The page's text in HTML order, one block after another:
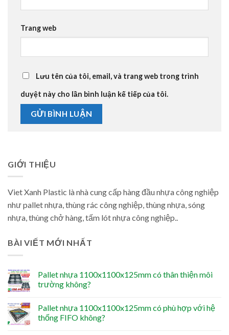
Trang web
Lưu tên của tôi, email, và trang web trong trình
duyệt này cho lần bình luận kế tiếp của tôi.
GIỚI THIỆU
Viet Xanh Plastic là nhà cung cấp hàng đầu nhựa công nghiệp
như pallet nhựa, thùng rác công nghiệp, thùng nhựa, sóng
nhựa, thùng chở hàng, tấm lót nhựa công nghiệp..
BÀI VIẾT MỚI NHẤT
Pallet nhựa 1100x1100x125mm có thân thiện môi
trường không?
Pallet nhựa 1100x1100x125mm có phù hợp với hệ
thống FIFO không?